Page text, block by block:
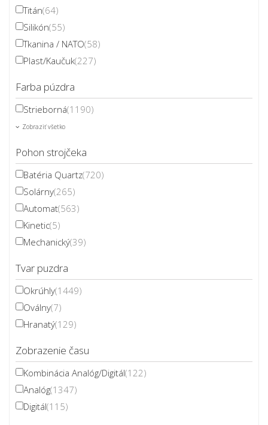
Titán(64)
Silikón(55)
Tkanina / NATO(58)
Plast/Kaučuk(227)
Farba púzdra
Strieborná(1190)
Zobraziť všetko
Pohon strojčeka
Batéria Quartz(720)
Solárny(265)
Automat(563)
Kinetic(5)
Mechanický(39)
Tvar puzdra
Okrúhly(1449)
Oválny(7)
Hranatý(129)
Zobrazenie času
Kombinácia Analóg/Digitál(122)
Analóg(1347)
Digitál(115)